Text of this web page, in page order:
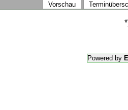
Powered by